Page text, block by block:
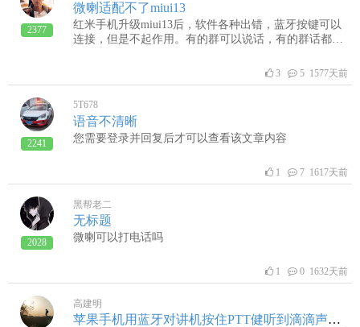
2377
微喇适配不了miui13
红米手机升级miui13后，软件各种出错，蓝牙按键可以
连接，但是不起作用。有的群可以说话，有的群话都说
3 5 1577天前
2241
5T678
语音不清晰
您需要登录并回复后才可以查看该文章内容
1 7 1617天前
2028
黑帮老二
无标题
微喇可以打电话吗
1 0 1632天前
高建明
苹果手机用蓝牙对讲机按住PTT健听到滴滴声后2-3秒声音才发的出去